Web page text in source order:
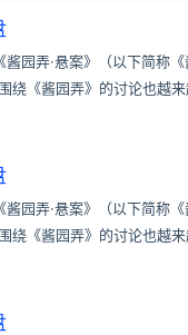
园弄·悬案》（以下简称
绕《酱园弄》的讨论也越
园弄·悬案》（以下简称
绕《酱园弄》的讨论也越